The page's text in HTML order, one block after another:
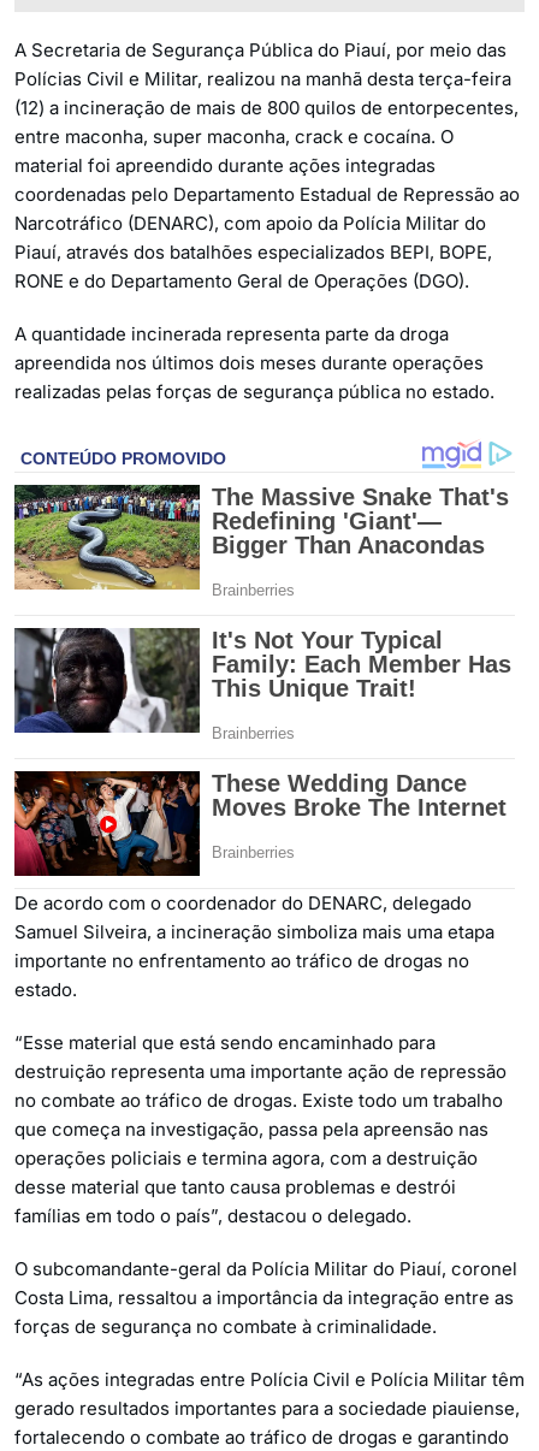
A Secretaria de Segurança Pública do Piauí, por meio das
Polícias Civil e Militar, realizou na manhã desta terça-feira
(12) a incineração de mais de 800 quilos de entorpecentes,
entre maconha, super maconha, crack e cocaína. O
material foi apreendido durante ações integradas
coordenadas pelo Departamento Estadual de Repressão ao
Narcotráfico (DENARC), com apoio da Polícia Militar do
Piauí, através dos batalhões especializados BEPI, BOPE,
RONE e do Departamento Geral de Operações (DGO).
A quantidade incinerada representa parte da droga
apreendida nos últimos dois meses durante operações
realizadas pelas forças de segurança pública no estado.
De acordo com o coordenador do DENARC, delegado
Samuel Silveira, a incineração simboliza mais uma etapa
importante no enfrentamento ao tráfico de drogas no
estado.
“Esse material que está sendo encaminhado para
destruição representa uma importante ação de repressão
no combate ao tráfico de drogas. Existe todo um trabalho
que começa na investigação, passa pela apreensão nas
operações policiais e termina agora, com a destruição
desse material que tanto causa problemas e destrói
famílias em todo o país”, destacou o delegado.
O subcomandante-geral da Polícia Militar do Piauí, coronel
Costa Lima, ressaltou a importância da integração entre as
forças de segurança no combate à criminalidade.
“As ações integradas entre Polícia Civil e Polícia Militar têm
gerado resultados importantes para a sociedade piauiense,
fortalecendo o combate ao tráfico de drogas e garantindo